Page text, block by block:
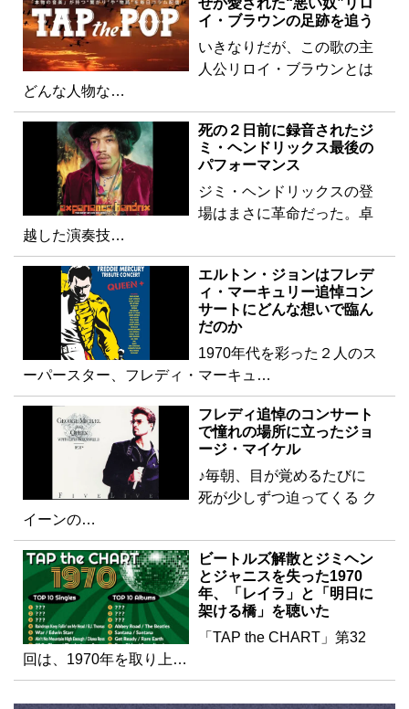
ぜか愛された“悪い奴”リロ
イ・ブラウンの足跡を追う
いきなりだが、この歌の主
人公リロイ・ブラウンとは
どんな人物な…
死の２日前に録音されたジ
ミ・ヘンドリックス最後の
パフォーマンス
ジミ・ヘンドリックスの登
場はまさに革命だった。卓
越した演奏技…
エルトン・ジョンはフレデ
ィ・マーキュリー追悼コン
サートにどんな想いで臨ん
だのか
1970年代を彩った２人のス
ーパースター、フレディ・マーキュ…
フレディ追悼のコンサート
で憧れの場所に立ったジョ
ージ・マイケル
♪毎朝、目が覚めるたびに
死が少しずつ迫ってくる ク
イーンの…
ビートルズ解散とジミヘン
とジャニスを失った1970
年、「レイラ」と「明日に
架ける橋」を聴いた
「TAP the CHART」第32
回は、1970年を取り上…